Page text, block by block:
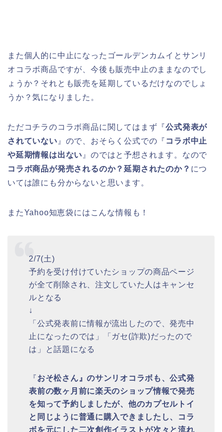
また個人的に中止になったゴールデンカムイとサンリ
オコラボ商品ですが、今後も販売中止のままなのでし
ょうか？それとも販売を延期しているだけなのでしょ
うか？気になりました。
ただコチラのコラボ商品に関してはまず『公式発表が
されていない 』ので、おそらく公式での『 コラボ中止
や延期情報は出ない 』のではと予想されます。なので
コラボ商品が発売されるのか？延期されたのか？ につ
いては誰にも分からないと思います。
またYahoo知恵袋にはこんな情報も！
2/7(土)
予約を受け付けていたショップの商品ページ
が全て削除され、注文していた人はキャンセ
ルとなる
↓
「公式発表前に情報が流出したので、発売中
止になったのでは」「ガセ(詐欺)だったので
は」と話題になる
『おそ松さん』のサンリオコラボも、公式発
表前の数ヶ月前に楽天のショップ情報で発売
を知って予約しましたが、他のカプセルトイ
と同じように普通に購入できましたし、コラ
ボを元にした二次創作イラストが次々と流れ